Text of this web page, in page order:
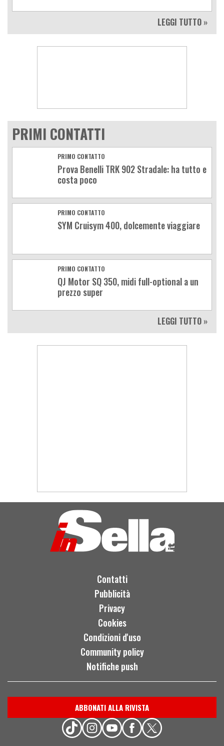
LEGGI TUTTO »
PRIMI CONTATTI
PRIMO CONTATTO
Prova Benelli TRK 902 Stradale: ha tutto e
costa poco
PRIMO CONTATTO
SYM Cruisym 400, dolcemente viaggiare
PRIMO CONTATTO
QJ Motor SQ 350, midi full-optional a un
prezzo super
LEGGI TUTTO »
Contatti
Pubblicità
Privacy
Cookies
Condizioni d'uso
Community policy
Notifiche push
ABBONATI ALLA RIVISTA